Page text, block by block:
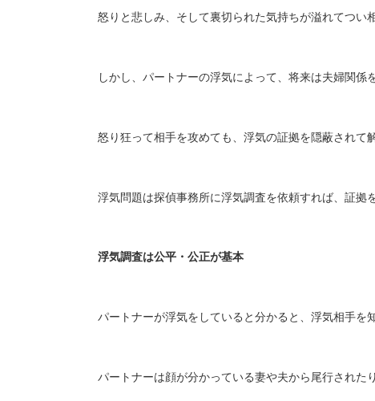
怒りと悲しみ、そして裏切られた気持ちが溢れてつい
しかし、パートナーの浮気によって、将来は夫婦関係
怒り狂って相手を攻めても、浮気の証拠を隠蔽されて
浮気問題は探偵事務所に浮気調査を依頼すれば、証拠
浮気調査は公平・公正が基本
パートナーが浮気をしていると分かると、浮気相手
パートナーは顔が分かっている妻や夫から尾行された